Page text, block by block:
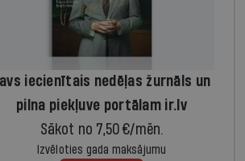
iecienītais nedēļas žurnāls un
pilna piekļuve portālam ir.lv
Sākot no 7,50 €/mēn.
Izvēloties gada maksājumu